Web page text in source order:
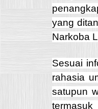
yang
Narkoba
Sesuai
rahasia
satupun